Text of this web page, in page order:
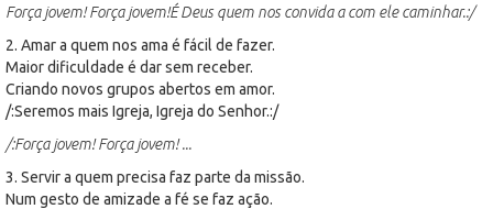
Força jovem! Força jovem!É Deus quem nos convida a com ele caminhar.:/
2. Amar a quem nos ama é fácil de fazer.
Maior dificuldade é dar sem receber.
Criando novos grupos abertos em amor.
/:Seremos mais Igreja, Igreja do Senhor.:/
/:Força jovem! Força jovem! ...
3. Servir a quem precisa faz parte da missão.
Num gesto de amizade a fé se faz ação.